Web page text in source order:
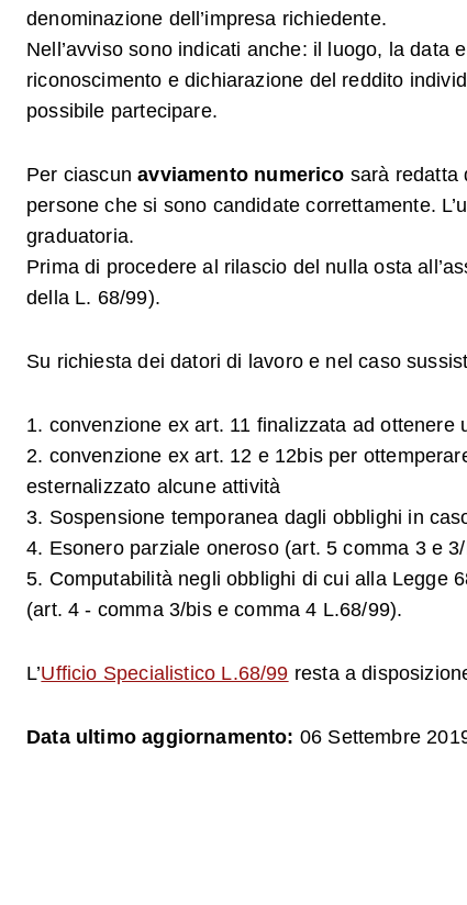
denominazione dell’impresa richiedente.
Nell’avviso sono indicati anche: il luogo, la data
riconoscimento e dichiarazione del reddito
possibile partecipare.
Per ciascunavviamento numerico sarà redatta
persone che si sono candidate correttamente.
graduatoria.
Prima di procedere al rilascio del nulla osta
della L. 68/99).
Su richiesta dei datori di lavoro e nel caso
1. convenzione ex art. 11 finalizzata ad
2. convenzione ex art. 12 e 12bis per
esternalizzato alcune attività
3. Sospensione temporanea dagli obblighi in
4. Esonero parziale oneroso (art. 5 comma 3 e
5. Computabilità negli obblighi di cui alla Legge
(art. 4 - comma 3/bis e comma 4 L.68/99).
L’Ufficio Specialistico L.68/99 resta a
Data ultimo aggiornamento: 06 Settembre